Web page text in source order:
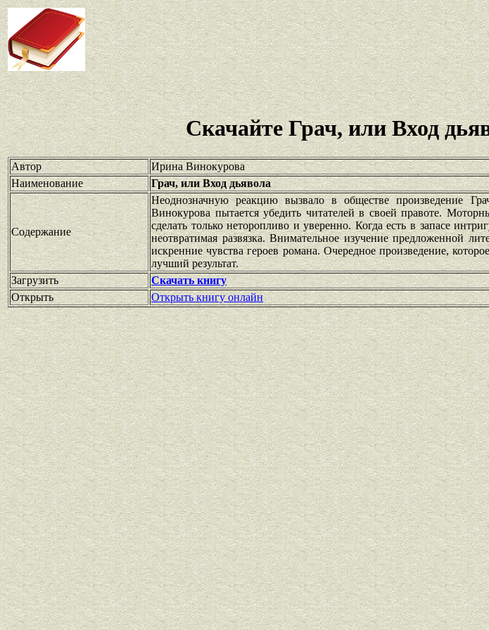
Скачайте Грач, или Вход
Автор
Ирина Винокурова
Наименование
Грач, или Вход дьявола
Содержание
Неоднозначную реакцию вызвало в обществе произведение
Винокурова пытается убедить читателей в своей правоте.
сделать только неторопливо и уверенно. Когда есть в запасе
неотвратимая развязка. Внимательное изучение предложенной
искренние чувства героев романа. Очередное произведение,
лучший результат.
Загрузить
Скачать книгу
Открыть
Открыть книгу онлайн